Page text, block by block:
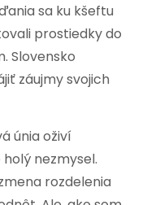
sa ku kšeftu
prostiedky do
Slovensko
záujmy svojich
únia oživí
nezmysel.
rozdelenia